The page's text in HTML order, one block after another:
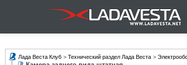
Лада Веста Клуб > Технический раздел Лада Веста >